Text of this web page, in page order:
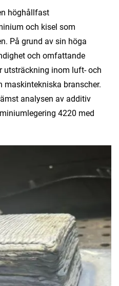
höghållfast
och kisel som
På grund av sin höga
och omfattande
utsträckning inom luft- och
branscher.
analysen av additiv
4220 med